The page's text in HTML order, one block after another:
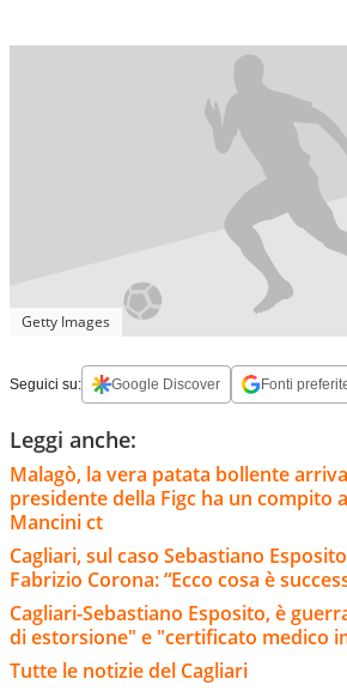
Getty Images
Seguici su: Google Discover Fonti
Leggi anche:
Malagò, la vera patata bollente
presidente della Figc ha un compito
Mancini ct
Cagliari, sul caso Sebastiano
Fabrizio Corona: “Ecco cosa è
Cagliari-Sebastiano Esposito, è
di estorsione" e "certificato medico
Tutte le notizie del Cagliari